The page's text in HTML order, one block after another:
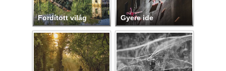
Fordított világ Gyere ide